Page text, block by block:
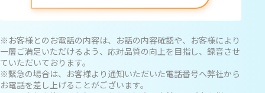
※お客様とのお電話の内容は、お話の内容確認や、お客様により
一層ご満足いただけるよう、応対品質の向上を目指し、録音させ
ていただいております。
※緊急の場合は、お客様より通知いただいた電話番号へ弊社から
お電話を差し上げることがございます。